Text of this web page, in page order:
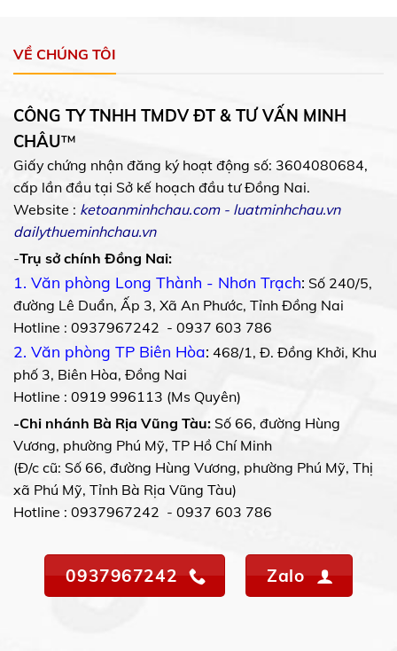
VỀ CHÚNG TÔI
CÔNG TY TNHH TMDV ĐT & TƯ VẤN MINH
CHÂU™
Giấy chứng nhận đăng ký hoạt động số: 3604080684,
cấp lần đầu tại Sở kế hoạch đầu tư Đồng Nai.
Website : ketoanminhchau.com- luatminhchau.vn
dailythueminhchau.vn
-Trụ sở chính Đồng Nai:
1. Văn phòng Long Thành - Nhơn Trạch: Số 240/5,
đường Lê Duẩn, Ấp 3, Xã An Phước, Tỉnh Đồng Nai
Hotline : 0937967242 - 0937 603 786
2. Văn phòng TP Biên Hòa: 468/1, Đ. Đồng Khởi, Khu
phố 3, Biên Hòa, Đồng Nai
Hotline : 0919 996113 (Ms Quyên)
-Chi nhánh Bà Rịa Vũng Tàu: Số 66, đường Hùng
Vương, phường Phú Mỹ, TP Hồ Chí Minh
(Đ/c cũ: Số 66, đường Hùng Vương, phường Phú Mỹ, Thị
xã Phú Mỹ, Tỉnh Bà Rịa Vũng Tàu)
Hotline : 0937967242 - 0937 603 786
0937967242 Zalo